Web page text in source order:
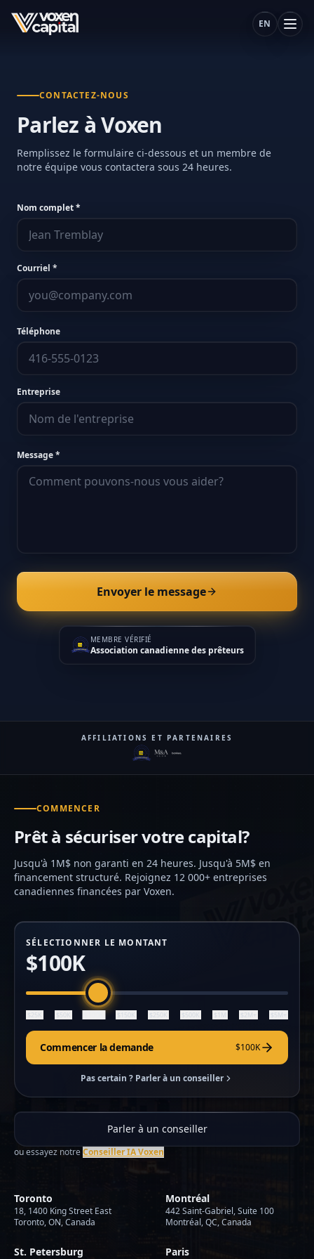
EN
CONTACTEZ-NOUS
Parlez à Voxen
Remplissez le formulaire ci-dessous et un membre de
notre équipe vous contactera sous 24 heures.
Nom complet *
Courriel *
Téléphone
Entreprise
Message *
Envoyer le message
MEMBRE VÉRIFIÉ
Association canadienne des prêteurs
AFFILIATIONS ET PARTENAIRES
COMMENCER
Prêt à sécuriser votre capital?
Jusqu'à 1M$ non garanti en 24 heures. Jusqu'à 5M$ en
financement structuré. Rejoignez 12 000+ entreprises
canadiennes financées par Voxen.
SÉLECTIONNER LE MONTANT
$100K
$25K $50K $150K $250K $500K $1M $2M+ $5M+
Commencer la demande $100K
Pas certain ? Parler à un conseiller
Parler à un conseiller
ou essayez notreConseiller IA Voxen
Toronto
18, 1400 King Street East
Toronto, ON, Canada
Montréal
442 Saint-Gabriel, Suite 100
Montréal, QC, Canada
St. Petersburg Paris